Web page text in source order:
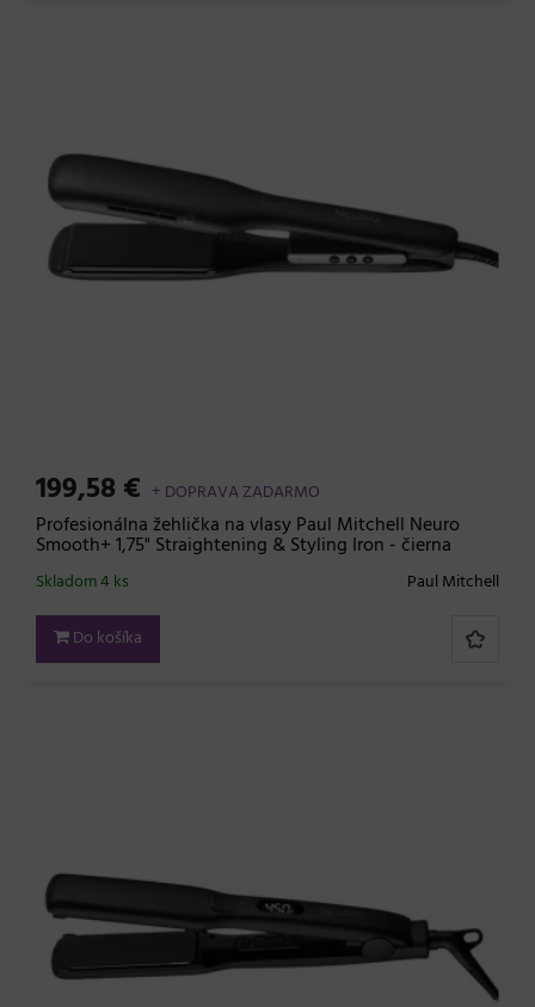
199,58 € + DOPRAVA ZADARMO
Profesionálna žehlička na vlasy Paul Mitchell Neuro
Smooth+ 1,75" Straightening & Styling Iron - čierna
Paul Mitchell
Skladom 4 ks
Do košíka